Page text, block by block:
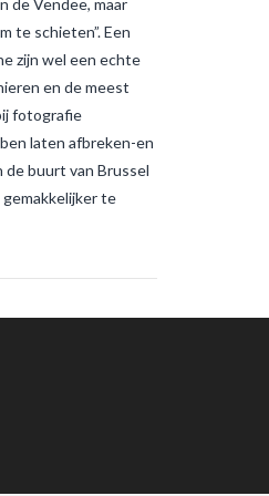
muggenbeten en
tijgermuggenbeten?
tijgermuggen uit te roeien?
in-frankrijk wonen-vendee
de Vendee, maar
te schieten”. Een
zijn wel een echte
en de meest
fotografie
laten afbreken-en
de buurt van Brussel
te